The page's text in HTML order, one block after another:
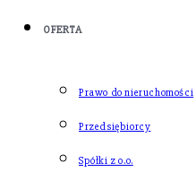
OFERTA
Prawo do nieruchomości
Przedsiębiorcy
Spółki z o.o.